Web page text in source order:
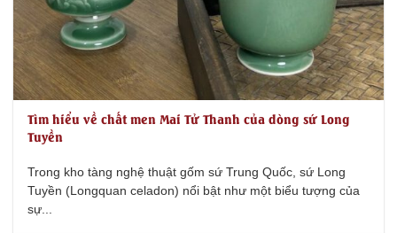
Tìm hiểu về chất men Mai Tử Thanh của dòng sứ Long
Tuyền
Trong kho tàng nghệ thuật gốm sứ Trung Quốc, sứ Long
Tuyền (Longquan celadon) nổi bật như một biểu tượng của
sự...